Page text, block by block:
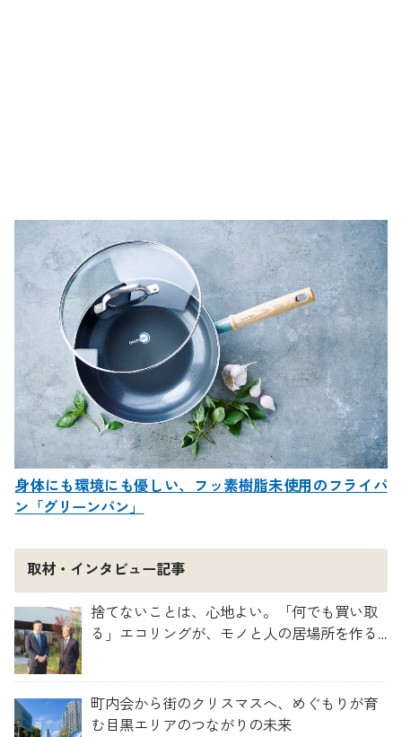
身体にも環境にも優しい、フッ素樹脂未使用のフライパ
ン「グリーンパン」
取材・インタビュー記事
捨てないことは、心地よい。「何でも買い取
る」エコリングが、モノと人の居場所を作る
町内会から街のクリスマスへ、めぐもりが育
む目黒エリアのつながりの未来